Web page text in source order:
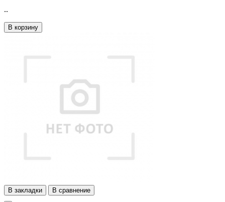
..
В корзину
В закладки В сравнение